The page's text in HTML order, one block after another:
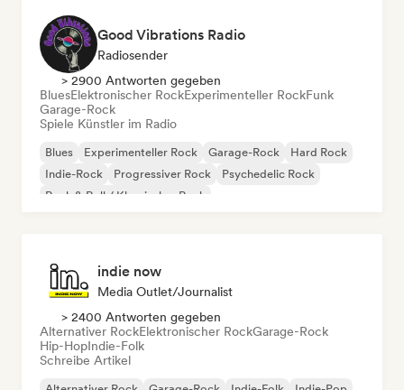
Good Vibrations Radio
Radiosender
> 2900 Antworten gegeben
BluesElektronischer RockExperimenteller RockFunk
Garage-Rock
Spiele Künstler im Radio
Blues Experimenteller Rock Garage-Rock
Hard Rock
Indie-Rock
Progressiver Rock
Psychedelic Rock
Rock & Roll / Klassischer Rock
indie now
Media Outlet/Journalist
> 2400 Antworten gegeben
Alternativer RockElektronischer RockGarage-Rock
Hip-HopIndie-Folk
Schreibe Artikel